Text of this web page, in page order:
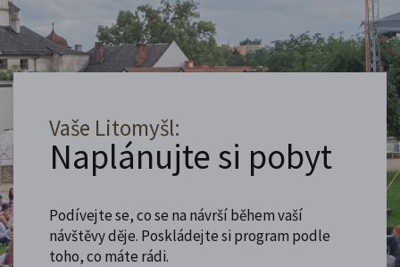
Vaše Litomyšl:
Naplánujte si pobyt
Podívejte se, co se na návrší během vaší
návštěvy děje. Poskládejte si program podle
toho, co máte rádi.